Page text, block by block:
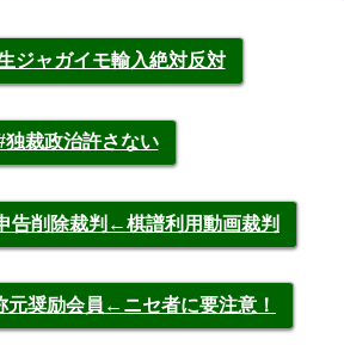
ジャガイモ輸入絶対反対
独裁政治許さない
告削除裁判←棋譜利用動画裁判
元奨励会員←ニセ者に要注意！